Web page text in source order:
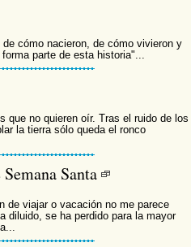
cómo nacieron, de cómo vivieron y
parte de esta historia"...
que no quieren oír. Tras el ruido de los
la tierra sólo queda el ronco
Santa
de viajar o vacación no me parece
diluido, se ha perdido para la mayor